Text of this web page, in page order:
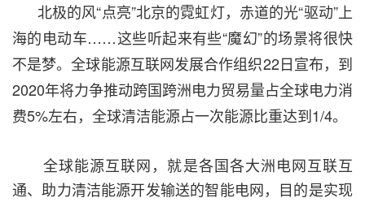
北极的风“点亮”北京的霓虹灯，赤道的光“驱动”上
海的电动车……这些听起来有些“魔幻”的场景将很快
不是梦。全球能源互联网发展合作组织22日宣布，到
2020年将力争推动跨国跨洲电力贸易量占全球电力消
费5%左右，全球清洁能源占一次能源比重达到1/4。
全球能源互联网，就是各国各大洲电网互联互
通、助力清洁能源开发输送的智能电网，目的是实现